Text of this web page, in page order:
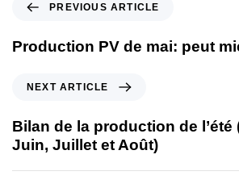
PREVIOUS ARTICLE
Production PV de mai: peut
NEXT ARTICLE
Bilan de la production de l’été
Juin, Juillet et Août)